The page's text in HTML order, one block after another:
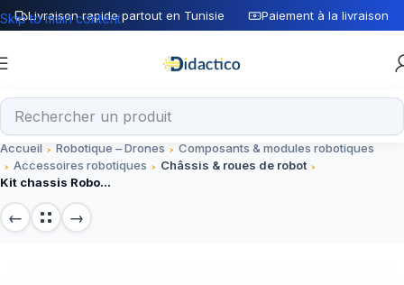
Livraison rapide partout en Tunisie Paiement à la livraison
Skip to main content
Accueil Robotique – Drones
Composants & modules robotiques
Accessoires robotiques
Châssis & roues de robot
Kit chassis Robot à 2 roues 2WD